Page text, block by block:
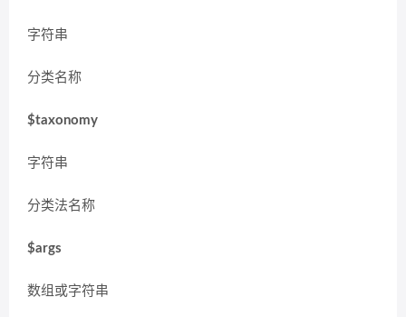
字符串
分类名称
$taxonomy
字符串
分类法名称
$args
数组或字符串